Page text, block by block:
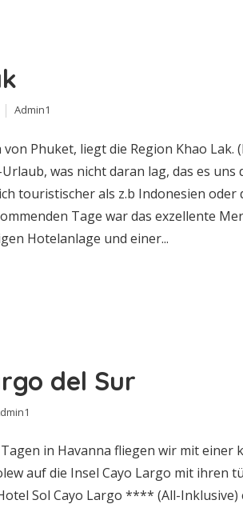
Admin1
Phuket, liegt die Region Khao Lak.
was nicht daran lag, das es
touristischer als z.b Indonesien oder
Tage war das exzellente
Hotelanlage und einer...
del Sur
in Havanna fliegen wir mit einer
auf die Insel Cayo Largo mit ihren
Sol Cayo Largo **** (All-Inklusive)